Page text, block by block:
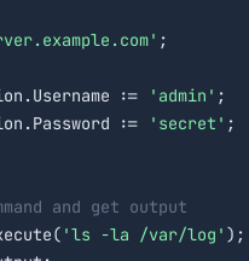
;
:=
'admin' ;
:=
'secret' ;
and get output
'ls -la /var/log' );